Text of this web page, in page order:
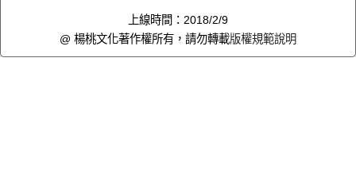
上線時間：2018/2/9
@ 楊桃文化著作權所有，請勿轉載版權規範說明